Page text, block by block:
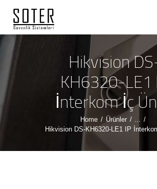
Hikvision
KH6320-LE1
İnterkom İç
Home Ürünler
...
Hikvision DS-KH6320-LE1 IP
ANASAYFA
HAKKIMIZDA
HIZMETLERIMIZ
ÜRÜNLERIMIZ
REFERANSLARIMIZ
İLETIŞIM